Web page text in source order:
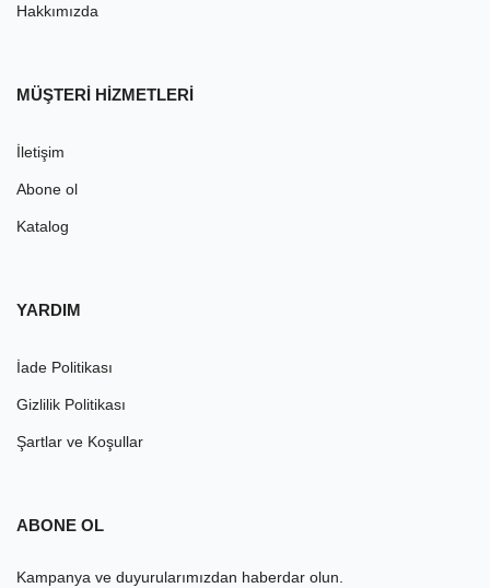
Hakkımızda
MÜŞTERİ HİZMETLERİ
İletişim
Abone ol
Katalog
YARDIM
İade Politikası
Gizlilik Politikası
Şartlar ve Koşullar
ABONE OL
Kampanya ve duyurularımızdan haberdar olun.